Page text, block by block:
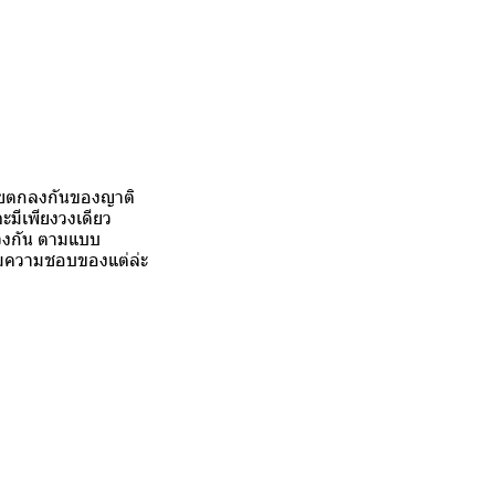
ตกลงกันของญาติ
เพียงวงเดียว
กัน ตามแบบ
ความชอบของแต่ล่ะ